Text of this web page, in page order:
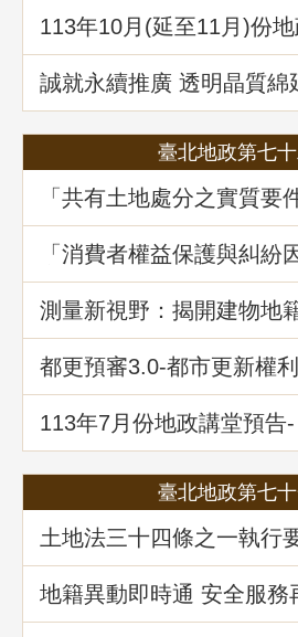
113年10⽉(延至11月)份
「不動產信託實務解析」
誠就永續推廣 透明晶質綿
臺北地政第七
「共有土地處分之實質要
以土地法第34條之1執行
地政講堂回顧
「消費者權益保護與糾
案例分享」地政講堂回顧
測量新視野：揭開建物地
紗
都更預審3.0-都市更新權
查制度
113年7月份地政講堂預告
剖析-以若干土地測量及登
臺北地政第七
土地法三十四條之一執行
析
地籍異動即時通 安全服務